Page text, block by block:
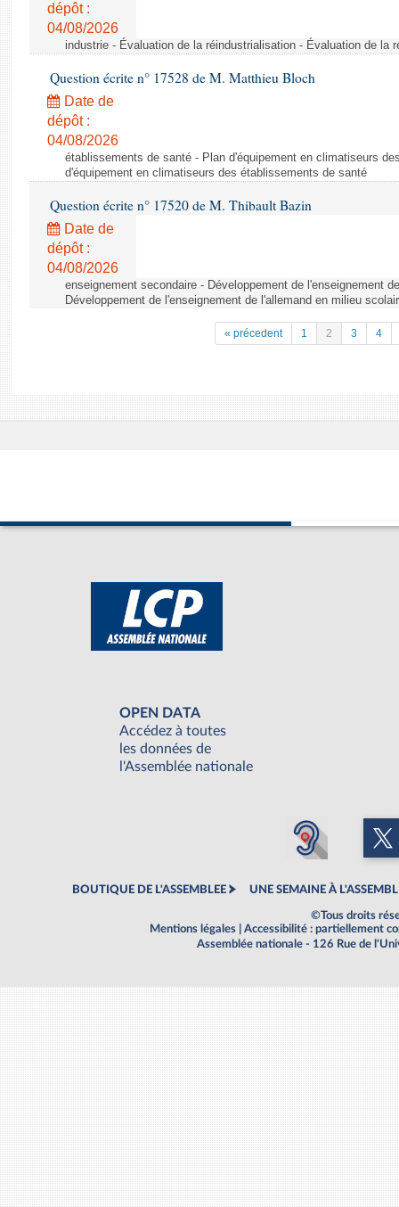
dépôt :
04/08/2026
industrie - Évaluation de la réindustrialisation - Évaluation de la
Question écrite n° 17528 de M. Matthieu Bloch
Date de
dépôt :
04/08/2026
établissements de santé - Plan d'équipement en climatiseurs
d'équipement en climatiseurs des établissements de santé
Question écrite n° 17520 de M. Thibault Bazin
Date de
dépôt :
04/08/2026
enseignement secondaire - Développement de l'enseignement
Développement de l'enseignement de l'allemand en milieu
« précedent 1 2 3 4
OPEN DATA
Accédez à toutes
les données de
l'Assemblée nationale
BOUTIQUE DE L'ASSEMBLEE UNE SEMAINE À
©Tous droits
Mentions légales
Accessibilité : partiellement
Assemblée nationale - 126 Rue de